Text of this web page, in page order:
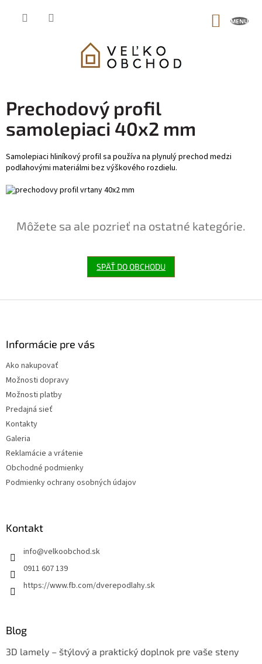
Prechodový profil
samolepiaci 40x2 mm
Samolepiaci hliníkový profil sa používa na plynulý prechod medzi
podlahovými materiálmi bez výškového rozdielu.
Môžete sa ale pozrieť na ostatné kategórie.
SPÄŤ DO OBCHODU
Informácie pre vás
Ako nakupovať
Možnosti dopravy
Možnosti platby
Predajná sieť
Kontakty
Galeria
Reklamácie a vrátenie
Obchodné podmienky
Podmienky ochrany osobných údajov
Kontakt
info@velkoobchod.sk
0911 607 139
https://www.fb.com/dverepodlahy.sk
Blog
3D lamely – štýlový a praktický doplnok pre vaše steny